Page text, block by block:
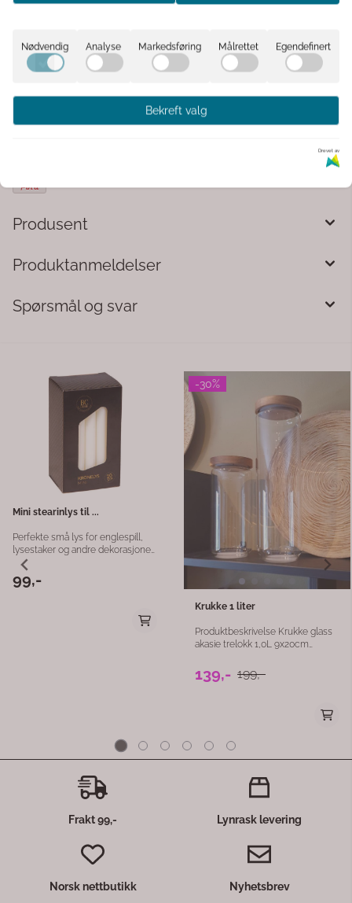
58cm utvendig, H51cm.
Kommentarer
Produsent
Produktanmeldelser
Spørsmål og svar
Fjær 5pk gul
Fjær 5pk gul til små vaser.
Store blomsterpotter i
hull i bunnen. Passer fint
strå og gress på
til små trær. Fint å plante
forsjellige
også, tett i tett. Kan stå
året. VEKT 1103 GRAM
HØYDE 44,0 cm
DIAMETER 48,0 cm
innvendig i åpningen 43cm
307,- 439,-
Frakt 99,- Lynrask levering
Norsk nettbutikk Nyhetsbrev
Nødvendig Analyse Markedsføring Målrettet Egendefinert
Bekreft valg
Drevet av